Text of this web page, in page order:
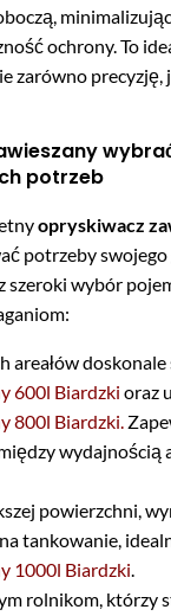
ochrony. To
zarówno precyzję,
potrzeb
opryskiwacz
potrzeby
szeroki wybór
areałów
600l Biardzki oraz
800l Biardzki.
wydajnością
powierzchni,
tankowanie,
1000l Biardzki.
rolnikom, którzy